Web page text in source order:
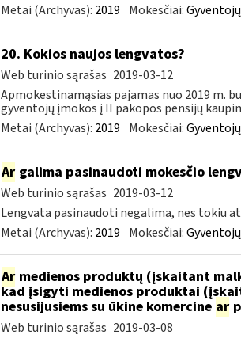
Metai (Archyvas): 2019 Mokesčiai:
20. Kokios naujos lengvatos?
Web turinio sąrašas 2019-03-12
Apmokestinamąsias pajamas nuo 2019 m.
gyventojų įmokos į II pakopos pensijų
Metai (Archyvas): 2019 Mokesčiai:
Argalima pasinaudoti mokesčio
Web turinio sąrašas 2019-03-12
Lengvata pasinaudoti negalima, nes tokiu
Metai (Archyvas): 2019 Mokesčiai:
Armedienos produktų (įskaitant
kad įsigyti medienos produktai
nesusijusiems su ūkine komercine ar
Web turinio sąrašas 2019-03-08